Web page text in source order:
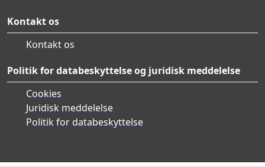
Kontakt os
Kontakt os
Politik for databeskyttelse og juridisk meddelelse
Cookies
Juridisk meddelelse
Politik for databeskyttelse